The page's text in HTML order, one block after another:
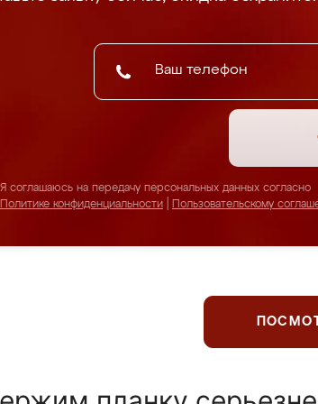
Я соглашаюсь на передачу персональных данных согласно
Политике конфиденциальности
Пользовательскому